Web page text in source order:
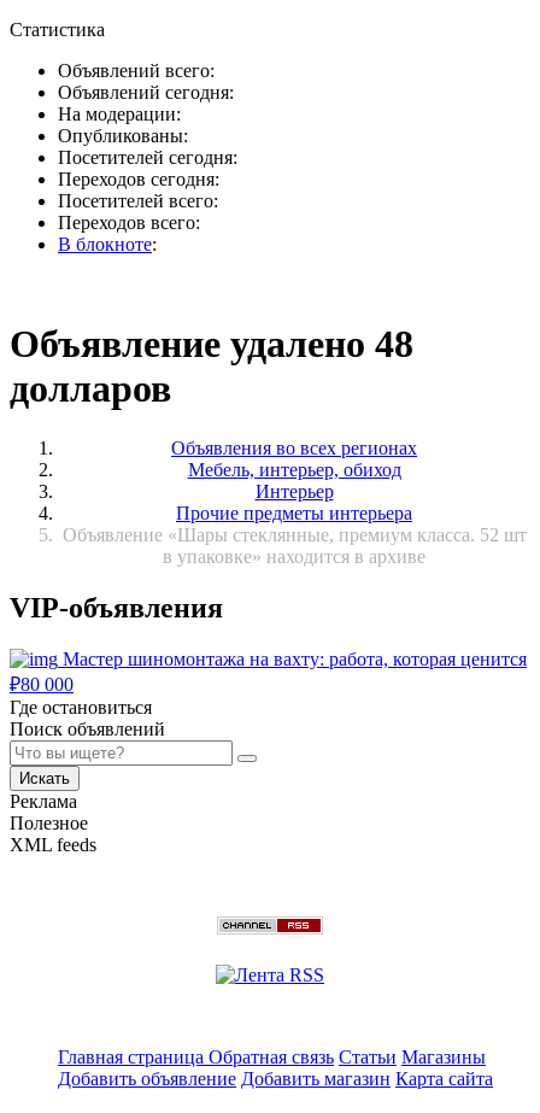
Статистика
Объявлений всего:
Объявлений сегодня:
На модерации:
Опубликованы:
Посетителей сегодня:
Переходов сегодня:
Посетителей всего:
Переходов всего:
В блокноте:
Объявление удалено 48
долларов
Объявления во всех регионах
Мебель, интерьер, обиход
Интерьер
Прочие предметы интерьера
Объявление «Шары стеклянные, премиум класса. 52 шт
в упаковке» находится в архиве
VIP-объявления
Мастер шиномонтажа на вахту: работа, которая ценится
₽80 000
Где остановиться
Поиск объявлений
Искать
Реклама
Полезное
XML feeds
Главная страница Обратная связь Статьи Магазины
Добавить объявление Добавить магазин Карта сайта